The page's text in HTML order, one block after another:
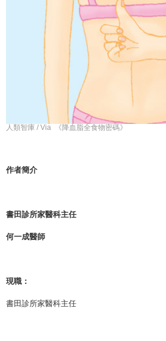
人類智庫 / Via 《降血脂全食物密碼》
作者簡介
書田診所家醫科主任
何一成醫師
現職：
書田診所家醫科主任